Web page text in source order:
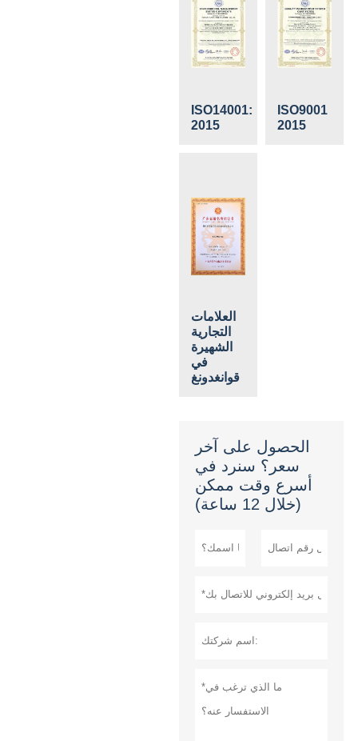
ISO14001:
2015
ISO9001
2015
العلامات
التجارية
الشهيرة
في
قوانغدونغ
الحصول على آخر
سعر؟ سنرد في
أسرع وقت ممكن
(خلال 12 ساعة)